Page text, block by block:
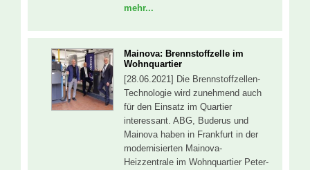
mehr...
Mainova: Brennstoffzelle im
Wohnquartier
[28.06.2021] Die Brennstoffzellen-
Technologie wird zunehmend auch
für den Einsatz im Quartier
interessant. ABG, Buderus und
Mainova haben in Frankfurt in der
modernisierten Mainova-
Heizzentrale im Wohnquartier Peter-